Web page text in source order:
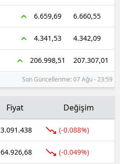
6.659,69 6.660,55
4.341,53 4.342,09
206.998,51 207.307,01
Son Güncellenme: 07 Ağu - 23:59
Fiyat Değişim
3.091.438 (-0.088%)
64.926,68 (-0.049%)